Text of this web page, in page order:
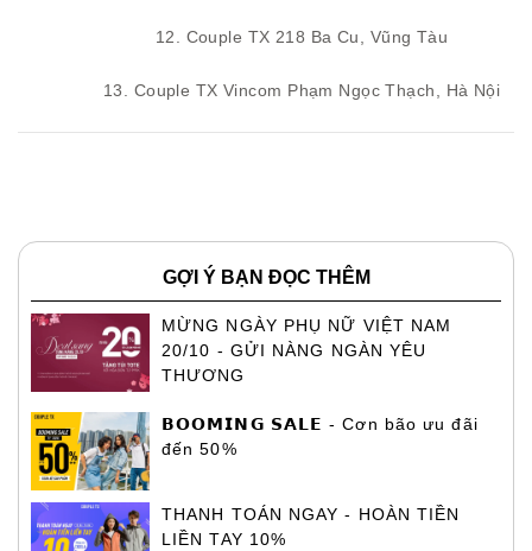
12. Couple TX 218 Ba Cu, Vũng Tàu
13. Couple TX Vincom Phạm Ngọc Thạch, Hà Nội
GỢI Ý BẠN ĐỌC THÊM
MỪNG NGÀY PHỤ NỮ VIỆT NAM
20/10 - GỬI NÀNG NGÀN YÊU
THƯƠNG
𝗕𝗢𝗢𝗠𝗜𝗡𝗚 𝗦𝗔𝗟𝗘 - Cơn bão ưu đãi
đến 50%
THANH TOÁN NGAY - HOÀN TIỀN
LIỀN TAY 10%